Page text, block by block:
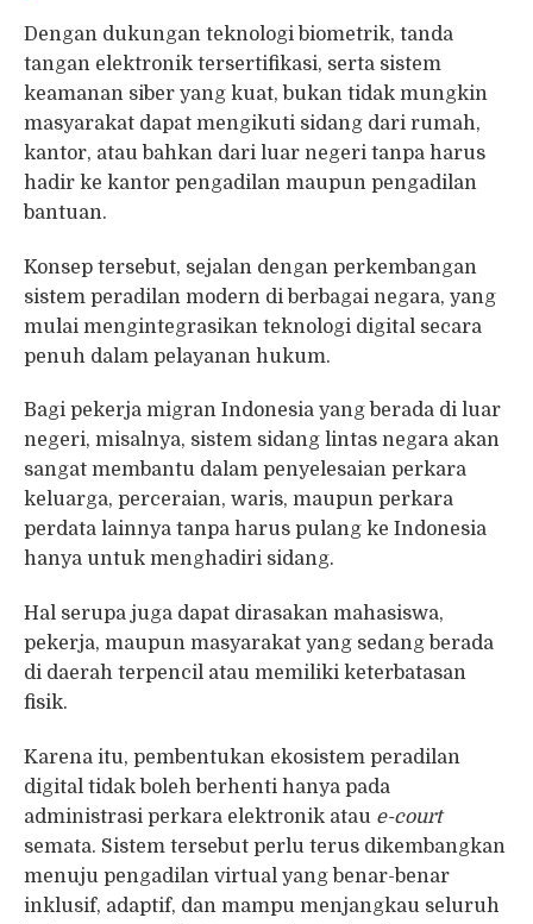
Dengan dukungan teknologi biometrik, tanda
tangan elektronik tersertifikasi, serta sistem
keamanan siber yang kuat, bukan tidak mungkin
masyarakat dapat mengikuti sidang dari rumah,
kantor, atau bahkan dari luar negeri tanpa harus
hadir ke kantor pengadilan maupun pengadilan
bantuan.
Konsep tersebut, sejalan dengan perkembangan
sistem peradilan modern di berbagai negara, yang
mulai mengintegrasikan teknologi digital secara
penuh dalam pelayanan hukum.
Bagi pekerja migran Indonesia yang berada di luar
negeri, misalnya, sistem sidang lintas negara akan
sangat membantu dalam penyelesaian perkara
keluarga, perceraian, waris, maupun perkara
perdata lainnya tanpa harus pulang ke Indonesia
hanya untuk menghadiri sidang.
Hal serupa juga dapat dirasakan mahasiswa,
pekerja, maupun masyarakat yang sedang berada
di daerah terpencil atau memiliki keterbatasan
fisik.
Karena itu, pembentukan ekosistem peradilan
digital tidak boleh berhenti hanya pada
administrasi perkara elektronik atau e-court
semata. Sistem tersebut perlu terus dikembangkan
menuju pengadilan virtual yang benar-benar
inklusif, adaptif, dan mampu menjangkau seluruh